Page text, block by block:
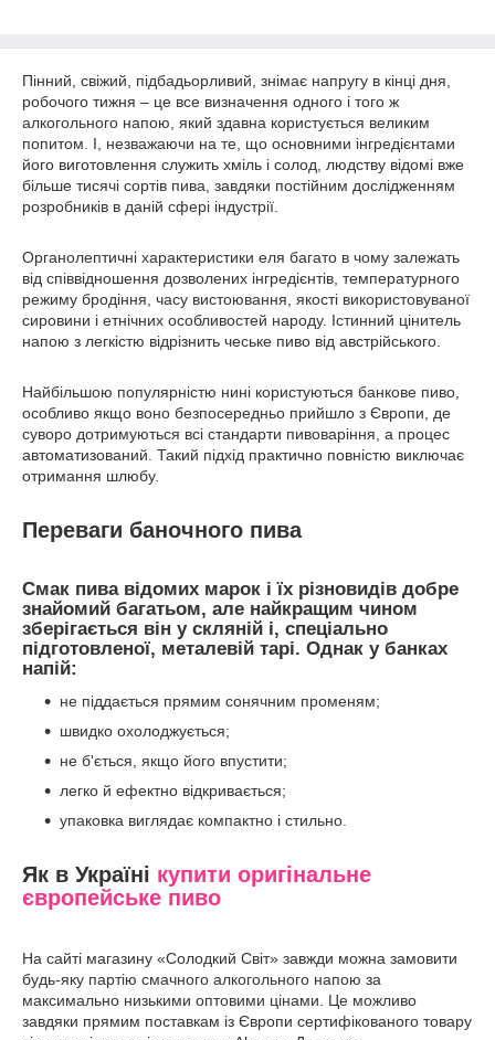
Пінний, свіжий, підбадьорливий, знімає напругу в кінці дня,
робочого тижня – це все визначення одного і того ж
алкогольного напою, який здавна користується великим
попитом. І, незважаючи на те, що основними інгредієнтами
його виготовлення служить хміль і солод, людству відомі вже
більше тисячі сортів пива, завдяки постійним дослідженням
розробників в даній сфері індустрії.
Органолептичні характеристики еля багато в чому залежать
від співвідношення дозволених інгредієнтів, температурного
режиму бродіння, часу вистоювання, якості використовуваної
сировини і етнічних особливостей народу. Істинний цінитель
напою з легкістю відрізнить чеське пиво від австрійського.
Найбільшою популярністю нині користуються банкове пиво,
особливо якщо воно безпосередньо прийшло з Європи, де
суворо дотримуються всі стандарти пивоваріння, а процес
автоматизований. Такий підхід практично повністю виключає
отримання шлюбу.
Переваги баночного пива
Смак пива відомих марок і їх різновидів добре
знайомий багатьом, але найкращим чином
зберігається він у скляній і, спеціально
підготовленої, металевій тарі. Однак у банках
напій:
не піддається прямим сонячним променям;
швидко охолоджується;
не б'ється, якщо його впустити;
легко й ефектно відкривається;
упаковка виглядає компактно і стильно.
Як в Україні купити оригінальне
європейське пиво
На сайті магазину «Солодкий Світ» завжди можна замовити
будь-яку партію смачного алкогольного напою за
максимально низькими оптовими цінами. Це можливо
завдяки прямим поставкам із Європи сертифікованого товару